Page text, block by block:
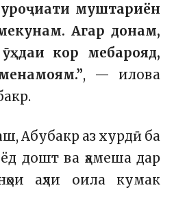
муштариён
Агар донам,
кор мебарояд,
, — илова
Абубакр аз хурдӣ ба
дошт ва ҳамеша дар
аҳли оила кумак